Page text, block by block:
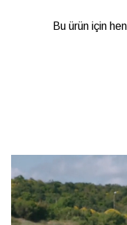
Bu ürün için